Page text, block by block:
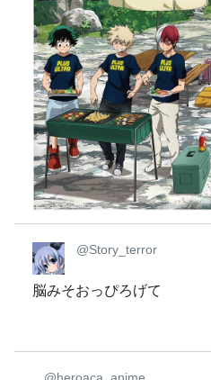
@Story_terror
脳みそおっぴろげて
@heroaca_anime